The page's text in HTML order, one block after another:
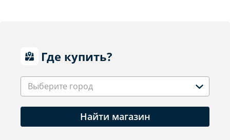
Где купить?
Выберите город
Найти магазин